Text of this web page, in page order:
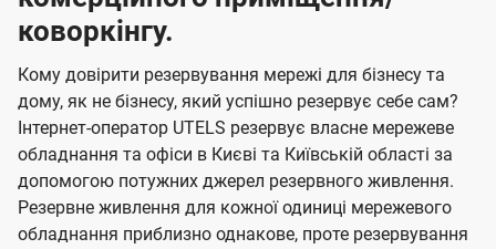
коворкінгу.
Кому довірити резервування мережі для бізнесу та
дому, як не бізнесу, який успішно резервує себе сам?
Інтернет-оператор UTELS резервує власне мережеве
обладнання та офіси в Києві та Київській області за
допомогою потужних джерел резервного живлення.
Резервне живлення для кожної одиниці мережевого
обладнання приблизно однакове, проте резервування